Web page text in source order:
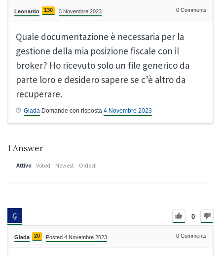
Leonardo 130 3 Novembre 2023 0 Comments
Quale documentazione è necessaria per la
gestione della mia posizione fiscale con il
broker? Ho ricevuto solo un file generico da
parte loro e desidero sapere se c’è altro da
recuperare.
Giada Domande con risposta 4 Novembre 2023
1 Answer
Attivo Voted Newest Oldest
0
Giada 20 Posted 4 Novembre 2023 0 Comments